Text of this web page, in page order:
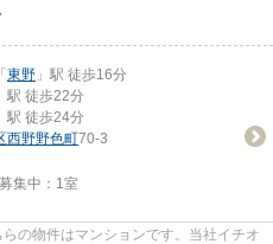
「 東野 」駅 徒歩16分
駅 徒歩22分
駅 徒歩24分
西野野色町70-3
集中： 1室
の物件はマンションです。当社イチオ